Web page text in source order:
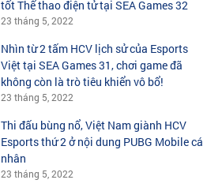
tốt Thể thao điện tử tại SEA Games 32
23 tháng 5, 2022
Nhìn từ 2 tấm HCV lịch sử của Esports
Việt tại SEA Games 31, chơi game đã
không còn là trò tiêu khiển vô bổ!
23 tháng 5, 2022
Thi đấu bùng nổ, Việt Nam giành HCV
Esports thứ 2 ở nội dung PUBG Mobile cá
nhân
23 tháng 5, 2022